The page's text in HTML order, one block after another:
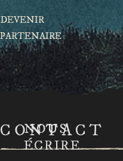
DEVENIR
PARTENAIRE
CONTACT
NOUS
ÉCRIRE